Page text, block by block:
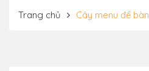
Trang chủ Cây menu để bàn